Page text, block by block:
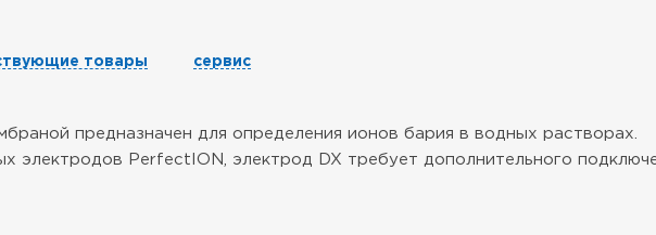
товары сервис
предназначен для определения ионов бария в водных растворах.
электродов PerfectION, электрод DX требует дополнительного